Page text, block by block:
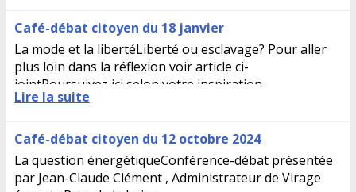
Café-débat citoyen du 18 janvier
La mode et la libertéLiberté ou esclavage? Pour aller
plus loin dans la réflexion voir article ci-
jointPoursuivez ici selon votre inspiration...
Lire la suite
Café-débat citoyen du 12 octobre 2024
La question énergétiqueConférence-débat présentée
par Jean-Claude Clément , Administrateur de Virage